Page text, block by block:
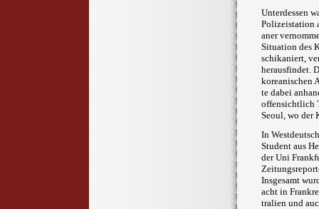
Unterdessen
Polizeistation
aner
Situation des
schikaniert,
herausfindet.
koreanischen
te dabei
offensichtlich
Seoul, wo der
In
Student aus
der Uni
Insgesamt
acht in
tralien und